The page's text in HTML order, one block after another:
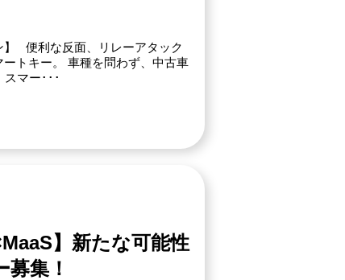
便利な反面、リレーアタック
トキー。 車種を問わず、中古車
マー･･･
】新たな可能性
集！